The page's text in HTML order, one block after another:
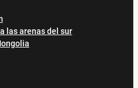
las arenas del sur